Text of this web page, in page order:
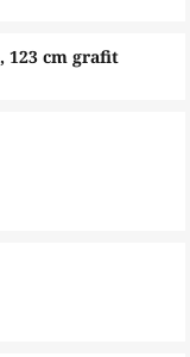
123 cm grafit